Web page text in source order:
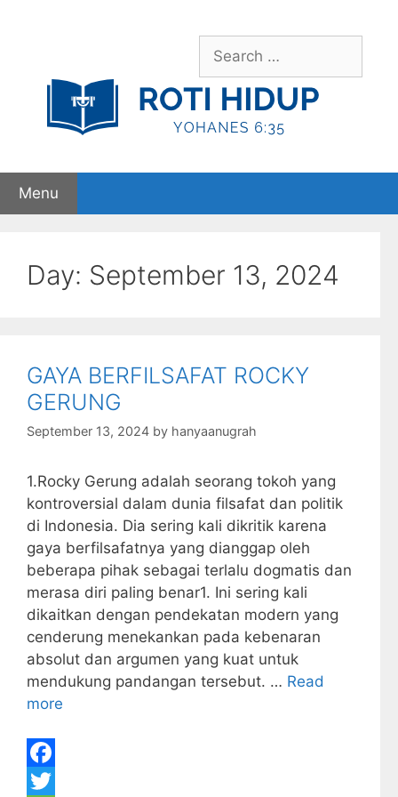
Search
for:
Menu
Day: September 13, 2024
GAYA BERFILSAFAT ROCKY
GERUNG
September 13, 2024 by hanyaanugrah
1.Rocky Gerung adalah seorang tokoh yang
kontroversial dalam dunia filsafat dan politik
di Indonesia. Dia sering kali dikritik karena
gaya berfilsafatnya yang dianggap oleh
beberapa pihak sebagai terlalu dogmatis dan
merasa diri paling benar1. Ini sering kali
dikaitkan dengan pendekatan modern yang
cenderung menekankan pada kebenaran
absolut dan argumen yang kuat untuk
mendukung pandangan tersebut. … Read
more
F